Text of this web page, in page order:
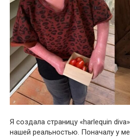
Я создала страницу «harlequin
нашей реальностью. Поначалу у